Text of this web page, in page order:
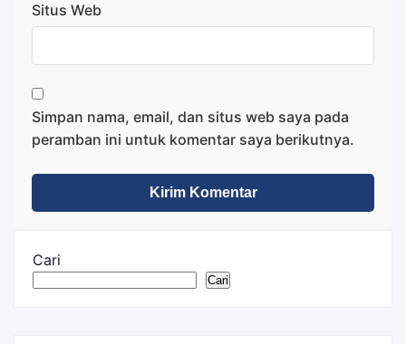
Situs Web
Simpan nama, email, dan situs web saya pada
peramban ini untuk komentar saya berikutnya.
Cari
Cari